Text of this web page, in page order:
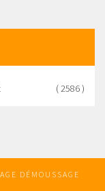
( 2586 )
DÉMOUSSAGE